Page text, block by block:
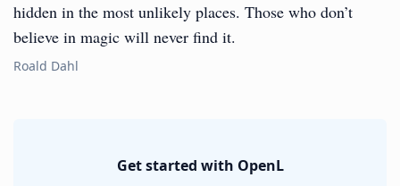
hidden in the most unlikely places. Those who don’t
believe in magic will never find it.
Roald Dahl
Get started with OpenL